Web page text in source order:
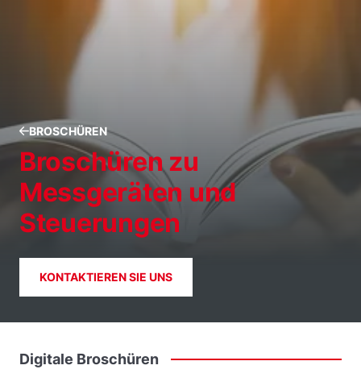
BROSCHÜREN
Broschüren zu
Messgeräten und
Steuerungen
KONTAKTIEREN SIE UNS
Digitale Broschüren